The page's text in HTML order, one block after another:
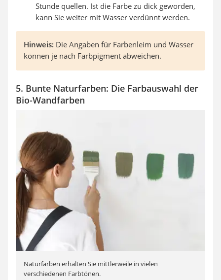
Stunde quellen. Ist die Farbe zu dick geworden,
kann Sie weiter mit Wasser verdünnt werden.
Hinweis: Die Angaben für Farbenleim und Wasser
können je nach Farbpigment abweichen.
5. Bunte Naturfarben: Die Farbauswahl der
Bio-Wandfarben
Naturfarben erhalten Sie mittlerweile in vielen
verschiedenen Farbtönen.